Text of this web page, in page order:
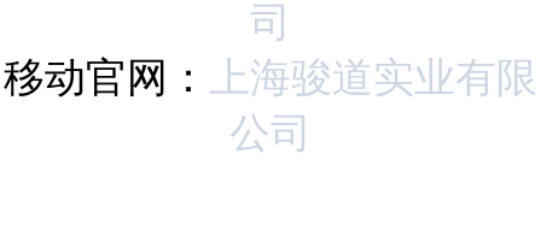
司
移动官网：
上海骏道实业有限
公司